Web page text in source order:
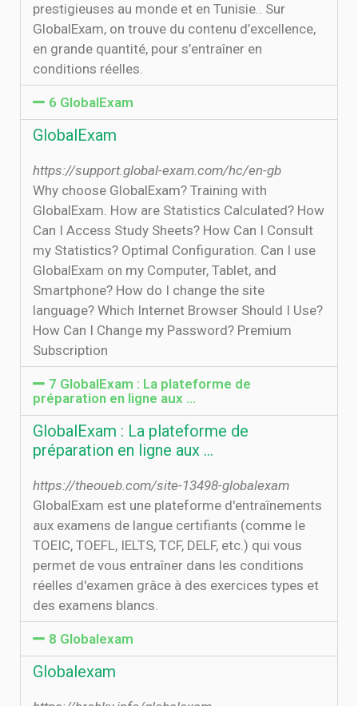
prestigieuses au monde et en Tunisie.. Sur
GlobalExam, on trouve du contenu d’excellence,
en grande quantité, pour s’entraîner en
conditions réelles.
6 GlobalExam
GlobalExam
https://support.global-exam.com/hc/en-gb
Why choose GlobalExam? Training with
GlobalExam. How are Statistics Calculated? How
Can I Access Study Sheets? How Can I Consult
my Statistics? Optimal Configuration. Can I use
GlobalExam on my Computer, Tablet, and
Smartphone? How do I change the site
language? Which Internet Browser Should I Use?
How Can I Change my Password? Premium
Subscription
7 GlobalExam : La plateforme de
préparation en ligne aux ...
GlobalExam : La plateforme de
préparation en ligne aux ...
https://theoueb.com/site-13498-globalexam
GlobalExam est une plateforme d'entraînements
aux examens de langue certifiants (comme le
TOEIC, TOEFL, IELTS, TCF, DELF, etc.) qui vous
permet de vous entraîner dans les conditions
réelles d'examen grâce à des exercices types et
des examens blancs.
8 Globalexam
Globalexam